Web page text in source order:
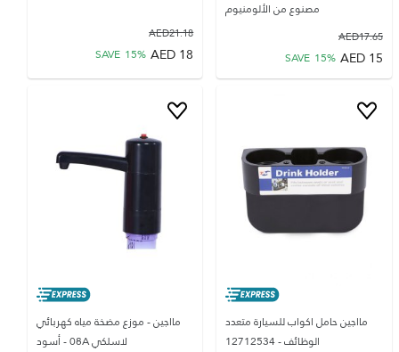
مصنوع من الألومنيوم
17.65
AED
15
AED
SAVE 15%
21.18
AED
18
AED
SAVE 15%
مااجين حامل اكواب للسيارة متعدد
الوظائف - 12712534
مااجين - موزع مضخة مياه كهربائي
لاسلكي 08A - أسود